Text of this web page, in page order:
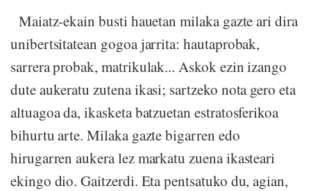
Maiatz-ekain busti hauetan milaka gazte ari dira
unibertsitatean gogoa jarrita: hautaprobak,
sarrera probak, matrikulak... Askok ezin izango
dute aukeratu zutena ikasi; sartzeko nota gero eta
altuagoa da, ikasketa batzuetan estratosferikoa
bihurtu arte. Milaka gazte bigarren edo
hirugarren aukera lez markatu zuena ikasteari
ekingo dio. Gaitzerdi. Eta pentsatuko du, agian,